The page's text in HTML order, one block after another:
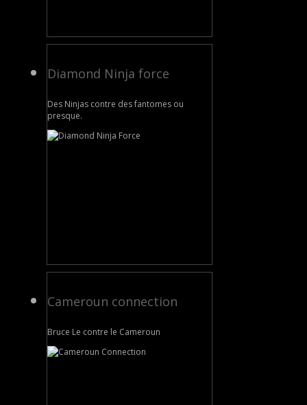
Diamond Ninja force
Des Ninjas contre des fantomes ou
presque.
Cameroun connection
Bruce Le contre le Cameroun